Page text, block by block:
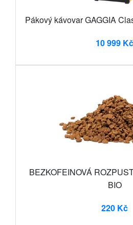
Pákový kávovar GAGGIA
10 999 Kč
BEZKOFEINOVÁ
BIO
220 Kč